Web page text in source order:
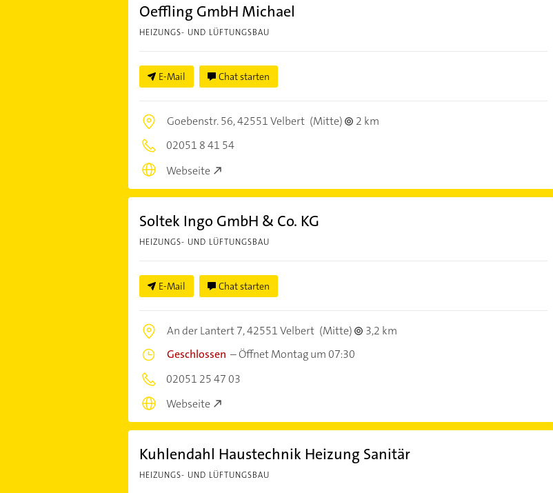
Oeffling GmbH Michael
HEIZUNGS- UND LÜFTUNGSBAU
E-Mail Chat starten
Goebenstr. 56,42551 Velbert (Mitte)
2 km
02051 8 41 54
Webseite
Soltek Ingo GmbH & Co. KG
HEIZUNGS- UND LÜFTUNGSBAU
E-Mail Chat starten
An der Lantert 7,42551 Velbert (Mitte)
3,2 km
Geschlossen –Öffnet Montag um 07:30
02051 25 47 03
Webseite
Kuhlendahl Haustechnik Heizung Sanitär
HEIZUNGS- UND LÜFTUNGSBAU